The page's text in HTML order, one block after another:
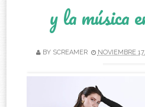
y la música
BY SCREAMER NOVIEMBRE